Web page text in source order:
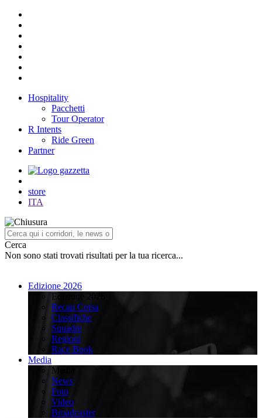
Hospitality
Pacchetti
Tour Operator
R Intents
Ride Green
Partner
store
ITA
Cerca
Non sono stati trovati risultati per la tua ricerca...
Edizione 2026
Edizione 2026
Recap Corsa
Classifiche
Squadre
Regioni
Race Book
Media
Media
News
Foto
Video
Broadcaster